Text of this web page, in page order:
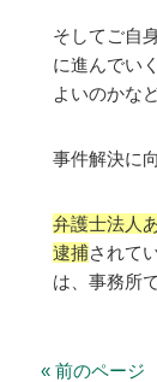
そしてご自
に進んでい
よいのかな
事件解決に
弁護士法人
逮捕されて
は、事務所
« 前のページ